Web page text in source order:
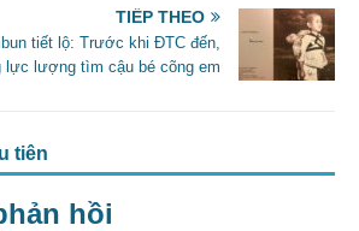
TIẾP THEO
tiết lộ: Trước khi ĐTC đến,
lực lượng tìm cậu bé cõng em
tiên
hồi